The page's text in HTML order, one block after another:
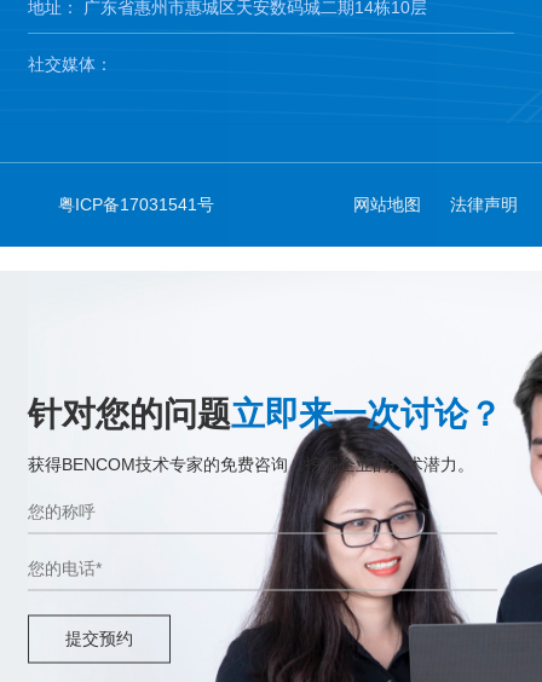
地址： 广东省惠州市惠城区天安数码城二期14栋10层
社交媒体：
粤ICP备17031541号 网站地图 法律声明
针对您的问题立即来一次讨论？
获得BENCOM技术专家的免费咨询，挖掘企业的技术潜力。
提交预约